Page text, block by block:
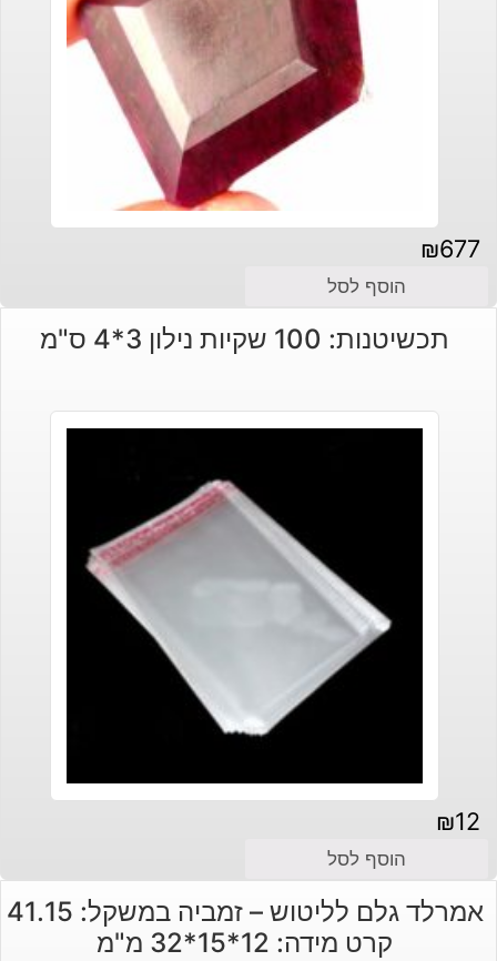
₪677
הוסף לסל
תכשיטנות: 100 שקיות נילון 3*4 ס"מ
₪12
הוסף לסל
אמרלד גלם לליטוש – זמביה במשקל: 41.15
קרט מידה: 12*15*32 מ"מ